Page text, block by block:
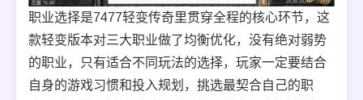
职业选择是7477轻变传奇里贯穿全程的核心环节，这
款轻变版本对三大职业做了均衡优化，没有绝对弱势
的职业，只有适合不同玩法的选择，玩家一定要结合
自身的游戏习惯和投入规划，挑选最契合自己的职